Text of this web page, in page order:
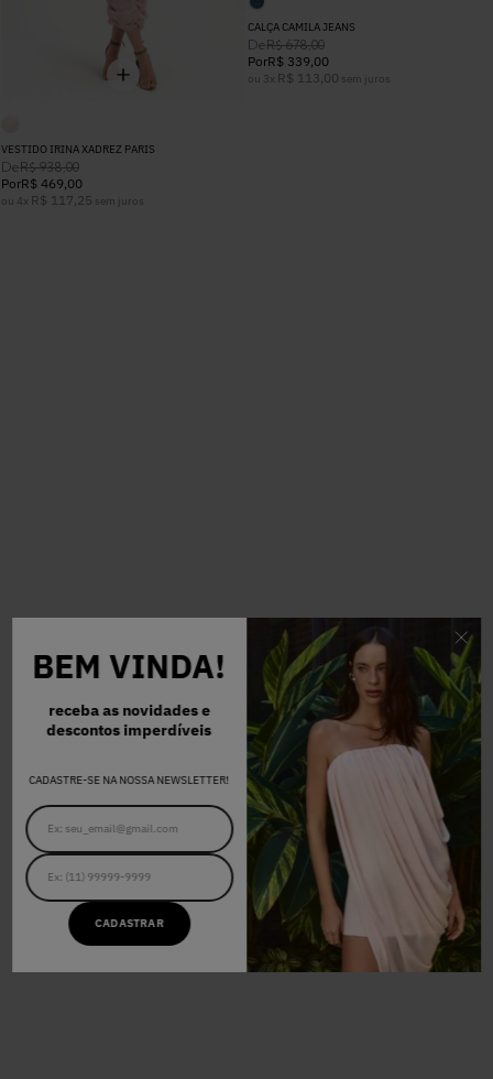
BEM VINDA!
receba as novidades e
descontos imperdíveis
CADASTRE-SE NA NOSSA NEWSLETTER!
CADASTRAR
VESTIDO IRINA XADREZ PARIS
DeR$ 938,00
PorR$ 469,00
ou 4 x R$ 117,25 sem juros
CALÇA CAMILA JEANS
DeR$ 678,00
PorR$ 339,00
ou 3 x R$ 113,00 sem juros